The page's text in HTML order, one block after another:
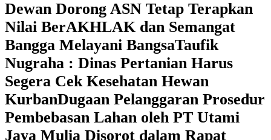
Dewan Dorong ASN Tetap Terapkan
Nilai BerAKHLAK dan Semangat
Bangga Melayani BangsaTaufik
Nugraha : Dinas Pertanian Harus
Segera Cek Kesehatan Hewan
KurbanDugaan Pelanggaran Prosedur
Pembebasan Lahan oleh PT Utami
Jaya Mulia Disorot dalam Rapat